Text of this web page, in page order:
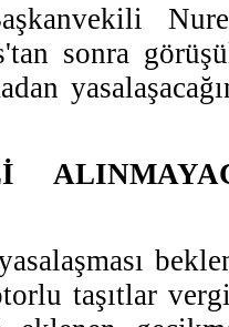
sonra
taşıtlar